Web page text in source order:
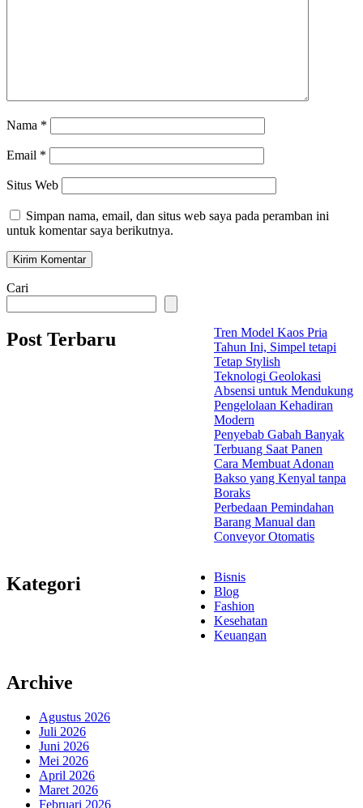
Nama *
Email *
Situs Web
Simpan nama, email, dan situs web saya pada peramban ini
untuk komentar saya berikutnya.
Cari
Post Terbaru
Tren Model Kaos Pria
Tahun Ini, Simpel tetapi
Tetap Stylish
Teknologi Geolokasi
Absensi untuk Mendukung
Pengelolaan Kehadiran
Modern
Penyebab Gabah Banyak
Terbuang Saat Panen
Cara Membuat Adonan
Bakso yang Kenyal tanpa
Boraks
Perbedaan Pemindahan
Barang Manual dan
Conveyor Otomatis
Kategori
Bisnis
Blog
Fashion
Kesehatan
Keuangan
Archive
Agustus 2026
Juli 2026
Juni 2026
Mei 2026
April 2026
Maret 2026
Februari 2026